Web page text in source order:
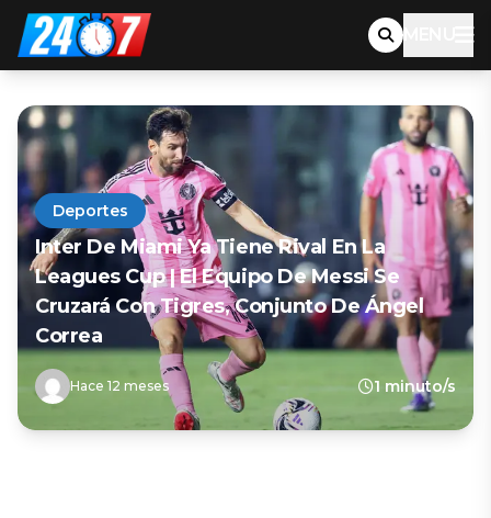
MENU
Deportes
Inter De Miami Ya Tiene Rival En La
Leagues Cup | El Equipo De Messi Se
Cruzará Con Tigres, Conjunto De Ángel
Correa
Hace 12 meses 1 minuto/s